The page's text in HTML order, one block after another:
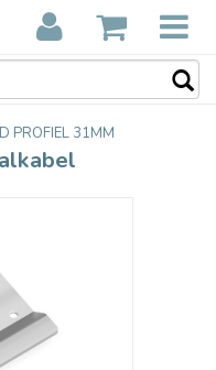
PROFIEL 31MM